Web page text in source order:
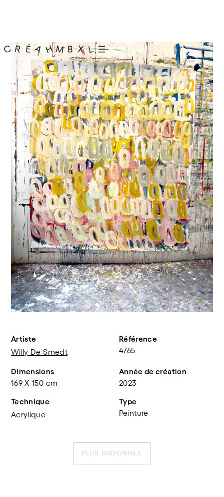
Artiste
Willy De Smedt
Référence
4765
Dimensions
169 X 150 cm
Année de création
2023
Technique
Acrylique
Type
Peinture
PLUS DISPONIBLE